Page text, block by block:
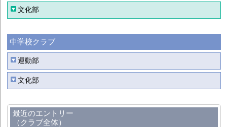
文化部
中学校クラブ
運動部
文化部
最近のエントリー
（クラブ全体）